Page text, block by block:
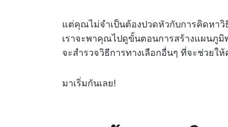
แต่คุณไม่จำเป็นต้องปวดหัวกับการคิดหาวิ
เราจะพาคุณไปดูขั้นตอนการสร้างแผนภูมิ
จะสำรวจวิธีการทางเลือกอื่นๆ ที่จะช่วย
มาเริ่มกันเลย!